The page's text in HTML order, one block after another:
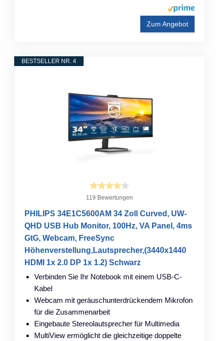
Zum Angebot
BESTSELLER NR. 4
119 Bewertungen
PHILIPS 34E1C5600AM 34 Zoll Curved, UW-
QHD USB Hub Monitor, 100Hz, VA Panel, 4ms
GtG, Webcam, FreeSync
Höhenverstellung,Lautsprecher,(3440x1440
HDMI 1x 2.0 DP 1x 1.2) Schwarz
Verbinden Sie Ihr Notebook mit einem USB-C-
Kabel
Webcam mit geräuschunterdrückendem Mikrofon
für die Zusammenarbeit
Eingebaute Stereolautsprecher für Multimedia
MultiView ermöglicht die gleichzeitige doppelte